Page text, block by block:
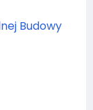
Budowy